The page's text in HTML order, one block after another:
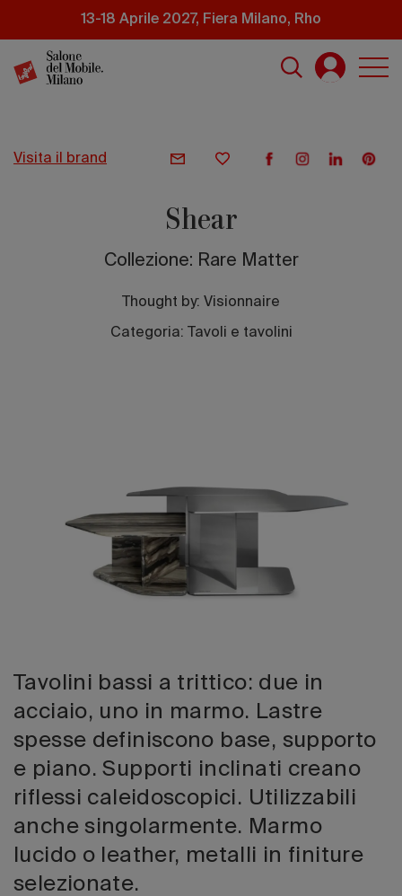
principale
13-18 Aprile 2027, Fiera Milano, Rho
visita il brand
Shear
Collezione: Rare Matter
Thought by: Visionnaire
Categoria: Tavoli e tavolini
Tavolini bassi a trittico: due in
acciaio, uno in marmo. Lastre
spesse definiscono base, supporto
e piano. Supporti inclinati creano
riflessi caleidoscopici. Utilizzabili
anche singolarmente. Marmo
lucido o leather, metalli in finiture
selezionate.